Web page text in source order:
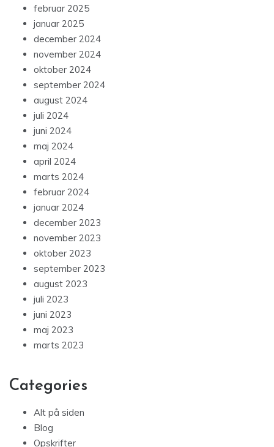
februar 2025
januar 2025
december 2024
november 2024
oktober 2024
september 2024
august 2024
juli 2024
juni 2024
maj 2024
april 2024
marts 2024
februar 2024
januar 2024
december 2023
november 2023
oktober 2023
september 2023
august 2023
juli 2023
juni 2023
maj 2023
marts 2023
Categories
Alt på siden
Blog
Opskrifter